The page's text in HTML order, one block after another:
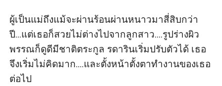
ผู้เป็นแม่ถึงแม้จะผ่านร้อนผ่านหนาวมาสี่สิบกว่า
ปี...แต่เธอก็สวยไม่ต่างไปจากลูกสาว....รูปร่างผิว
พรรณก็ดูดีมีชาติตระกูล รดารินเริ่มปรับตัวได้ เธอ
จึงเริ่มไม่คิดมาก....และตั้งหน้าตั้งตาทำงานของเธอ
ต่อไป